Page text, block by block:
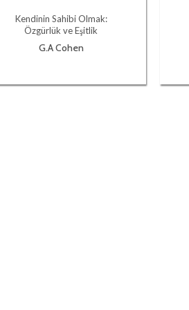
Kendinin Sahibi Olmak:
Özgürlük ve Eşitlik
G.A Cohen